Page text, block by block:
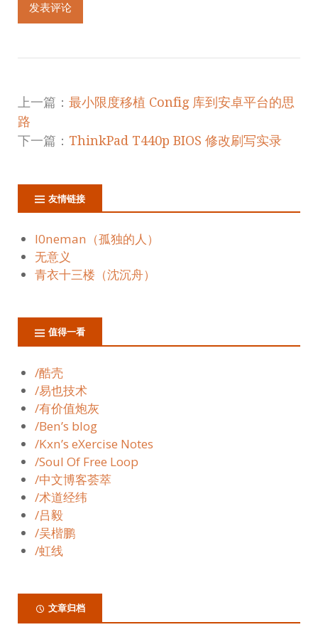
上一篇： 最小限度移植 Config 库到安卓平台的思
路
下一篇： ThinkPad T440p BIOS 修改刷写实录
友情链接
l0neman（孤独的人）
无意义
青衣十三楼（沈沉舟）
值得一看
/酷壳
/易也技术
/有价值炮灰
/Ben’s blog
/Kxn’s eXercise Notes
/Soul Of Free Loop
/中文博客荟萃
/术道经纬
/吕毅
/吴楷鹏
/虹线
文章归档